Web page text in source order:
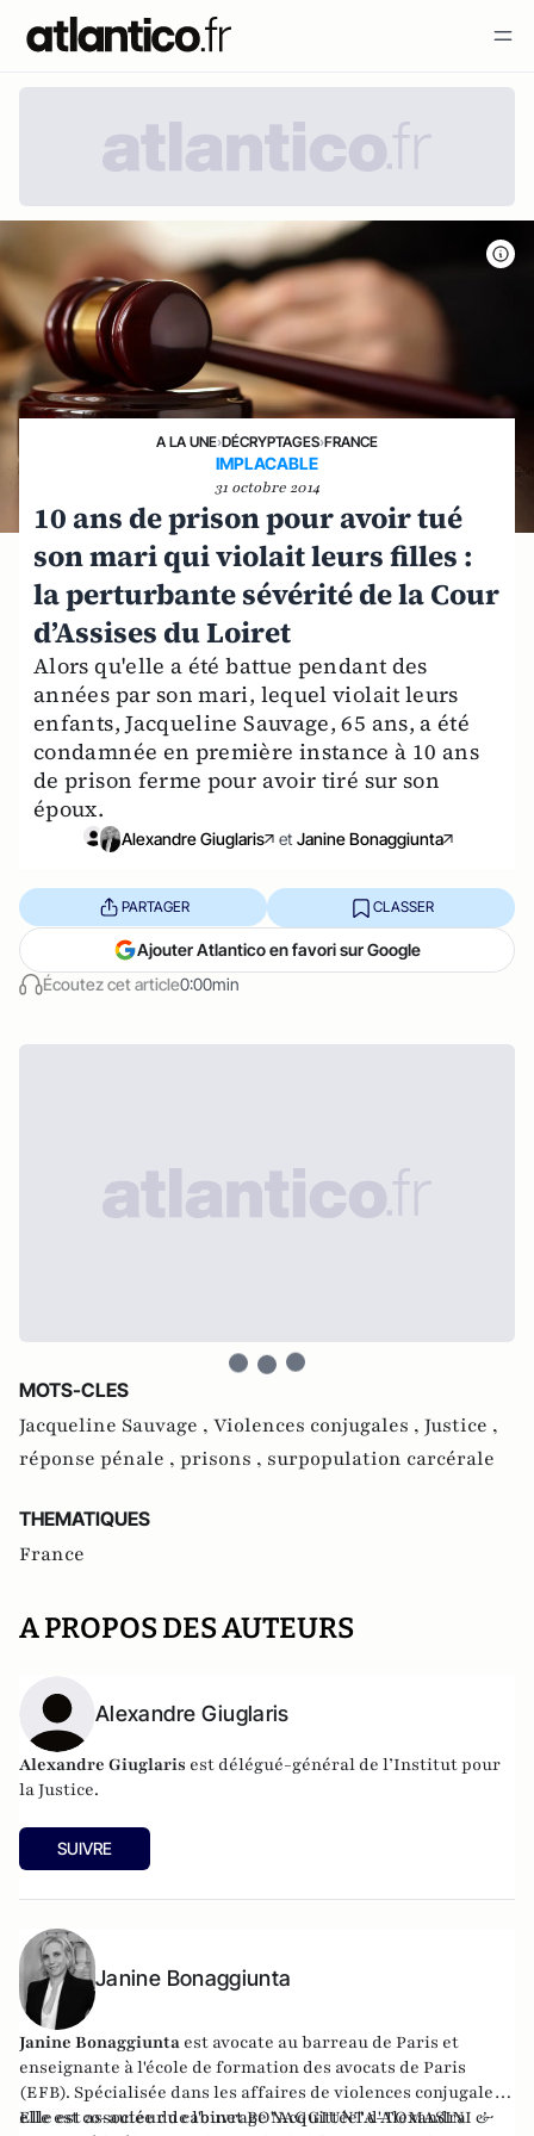
A LA UNE›DÉCRYPTAGES›FRANCE
IMPLACABLE
31 octobre 2014
10 ans de prison pour avoir tué
son mari qui violait leurs filles :
la perturbante sévérité de la Cour
d’Assises du Loiret
Alors qu'elle a été battue pendant des
années par son mari, lequel violait leurs
enfants, Jacqueline Sauvage, 65 ans, a été
condamnée en première instance à 10 ans
de prison ferme pour avoir tiré sur son
époux.
Alexandre Giuglaris et Janine Bonaggiunta
Écoutez cet article0:00min
PARTAGER CLASSER
Ajouter Atlantico en favori sur Google
MOTS-CLES
Jacqueline Sauvage , Violences conjugales , Justice ,
réponse pénale , prisons , surpopulation carcérale
THEMATIQUES
France
A PROPOS DES AUTEURS
Alexandre Giuglaris
Alexandre Giuglaris est délégué-général de l’Institut pour
la Justice.
SUIVRE
Janine Bonaggiunta
Janine Bonaggiunta est avocate au barreau de Paris et
enseignante à l'école de formation des avocats de Paris
(EFB). Spécialisée dans les affaires de violences conjugales,
elle est co-auteur de l'ouvrage "Acquittée" d'Alexandra
Elle est associée ducabinetBONAGGIUNTA-TOMASINI &